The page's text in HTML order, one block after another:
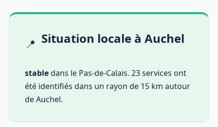
📍 Situation locale à Auchel
stabledans le Pas-de-Calais. 23 services ont
été identifiés dans un rayon de 15 km autour
de Auchel.